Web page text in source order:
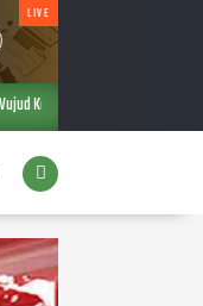
LIVE
Kebutuhan Dasar